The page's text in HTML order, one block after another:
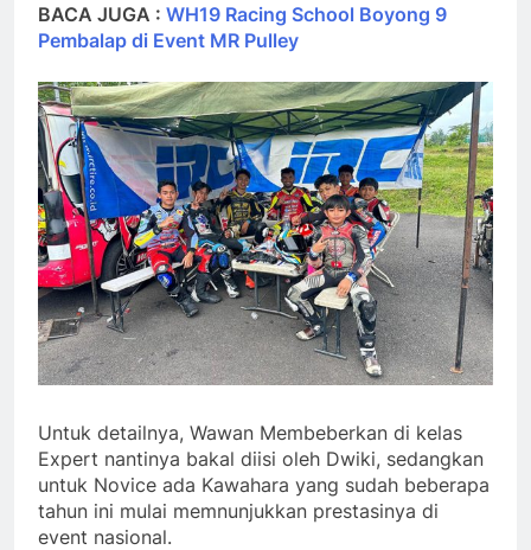
BACA JUGA : WH19 Racing School Boyong 9
Pembalap di Event MR Pulley
Untuk detailnya, Wawan Membeberkan di kelas
Expert nantinya bakal diisi oleh Dwiki, sedangkan
untuk Novice ada Kawahara yang sudah beberapa
tahun ini mulai memnunjukkan prestasinya di
event nasional.